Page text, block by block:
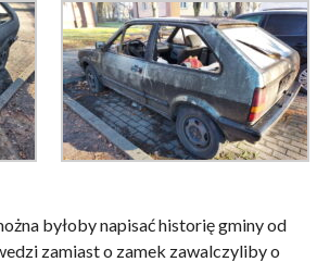
byłoby napisać historię gminy od
zamiast o zamek zawalczyliby o